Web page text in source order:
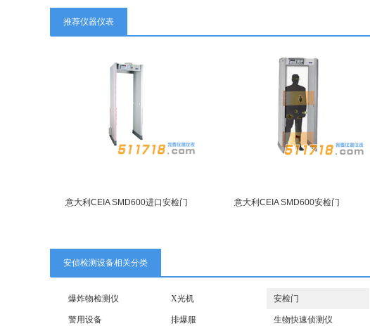
推荐仪器仪表
意大利CEIA SMD600进口安检门 意大利CEIA SMD600安检门
安侦检测设备相关分类
爆炸物检测仪 X光机 安检门
警用设备 排爆服 生物快速侦测仪